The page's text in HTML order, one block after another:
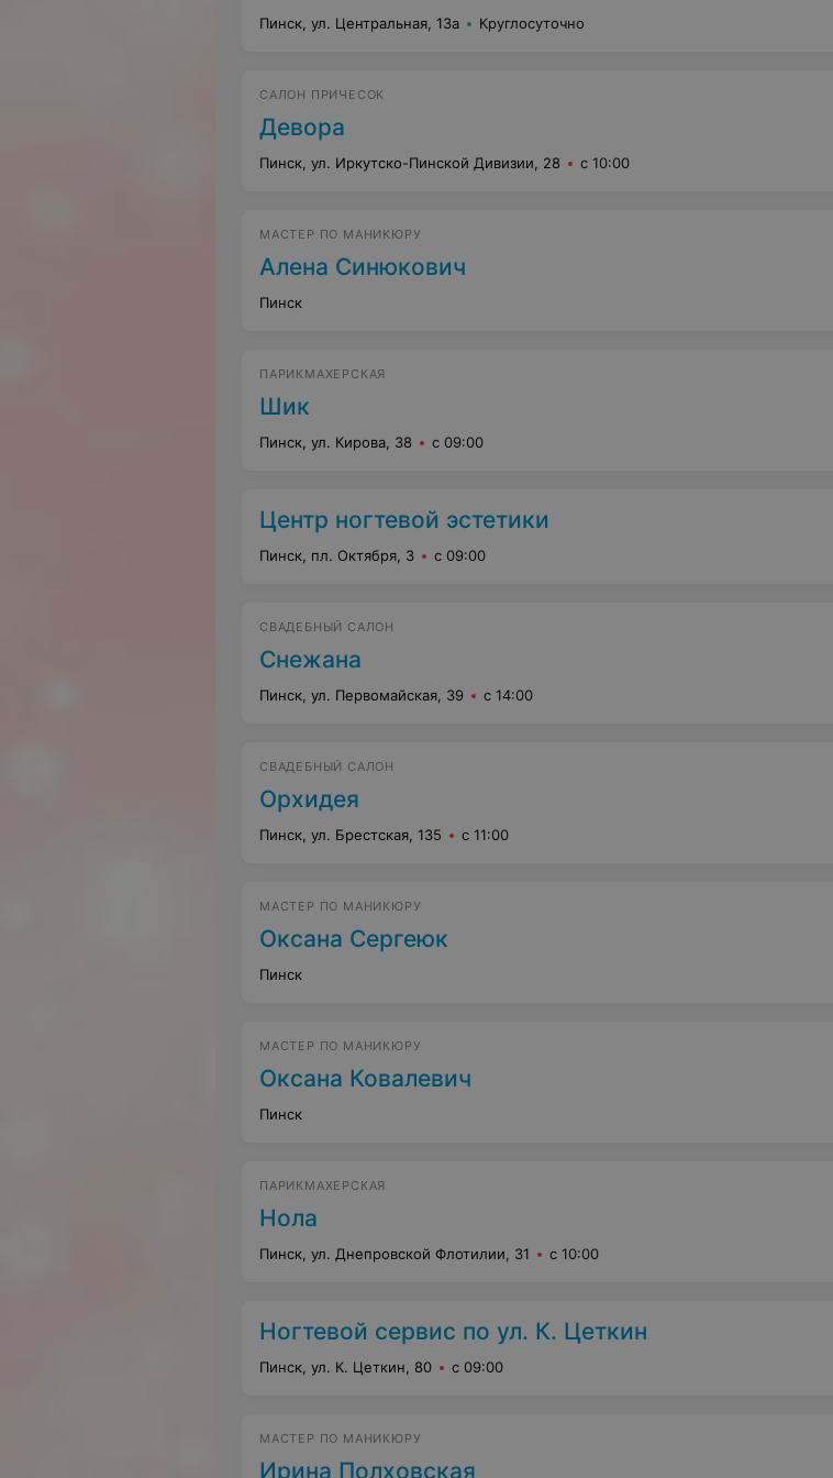
Пинск, ул. Центральная, 13а Круглосуточно
САЛОН ПРИЧЕСОК
Девора
Пинск, ул. Иркутско-Пинской Дивизии, 28 с 10:00
МАСТЕР ПО МАНИКЮРУ
Алена Синюкович
Пинск
ПАРИКМАХЕРСКАЯ
Шик
Пинск, ул. Кирова, 38 с 09:00
Центр ногтевой эстетики
Пинск, пл. Октября, 3 с 09:00
СВАДЕБНЫЙ САЛОН
Снежана
Пинск, ул. Первомайская, 39 с 14:00
СВАДЕБНЫЙ САЛОН
Орхидея
Пинск, ул. Брестская, 135 с 11:00
МАСТЕР ПО МАНИКЮРУ
Оксана Сергеюк
Пинск
МАСТЕР ПО МАНИКЮРУ
Оксана Ковалевич
Пинск
ПАРИКМАХЕРСКАЯ
Нола
Пинск, ул. Днепровской Флотилии, 31 с 10:00
Ногтевой сервис по ул. К. Цеткин
Пинск, ул. К. Цеткин, 80 с 09:00
МАСТЕР ПО МАНИКЮРУ
Ирина Полховская